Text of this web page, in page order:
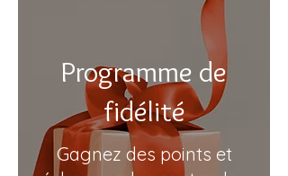
Programme de
fidélité
Gagnez des points et